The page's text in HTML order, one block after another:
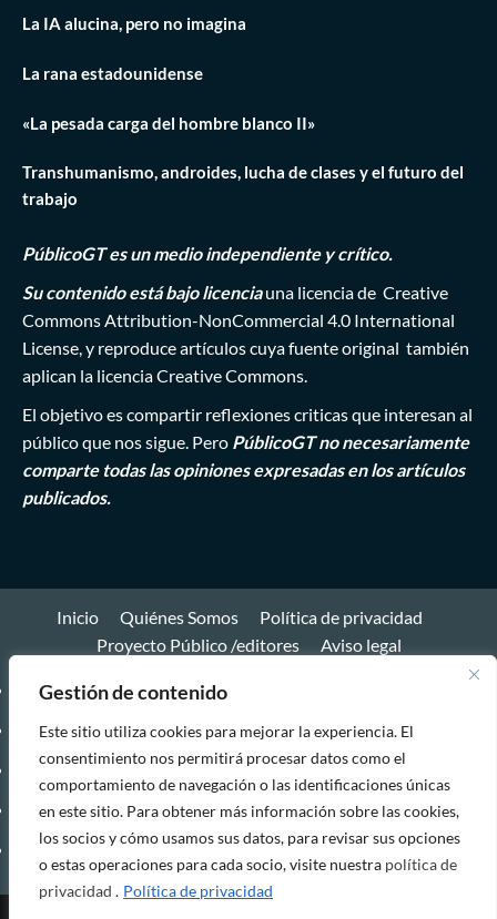
Gestión de contenido
Este sitio utiliza cookies para mejorar la experiencia. El
consentimiento nos permitirá procesar datos como el
comportamiento de navegación o las identificaciones únicas
en este sitio. Para obtener más información sobre las cookies,
los socios y cómo usamos sus datos, para revisar sus opciones
o estas operaciones para cada socio, visite nuestra política de
privacidad . Política de privacidad
La IA alucina, pero no imagina
La rana estadounidense
«La pesada carga del hombre blanco II»
Transhumanismo, androides, lucha de clases y el futuro del
trabajo
PúblicoGT es un medio independiente y crítico.
Su contenido está bajo licenciauna licencia de Creative
Commons Attribution-NonCommercial 4.0 International
License , y reproduce artículos cuya fuente original también
aplican la licencia Creative Commons.
El objetivo es compartir reflexiones criticas que interesan al
público que nos sigue. Pero PúblicoGT no necesariamente
comparte todas las opiniones expresadas en los artículos
publicados.
Inicio Quiénes Somos
Política de privacidad
Proyecto Público /editores
Aviso legal
Inicio
Quiénes
Somos
Política
privacidad
Proyecto
Público
/editores
Aviso
legal